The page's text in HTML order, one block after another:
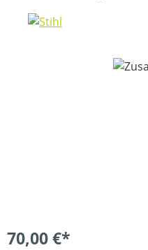
Bildergalerie überspringen
70,00 €*